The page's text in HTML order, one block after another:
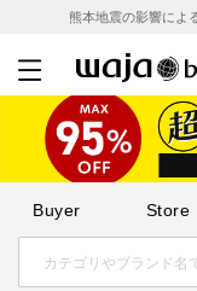
熊本地震の影響によ
Buyer Store